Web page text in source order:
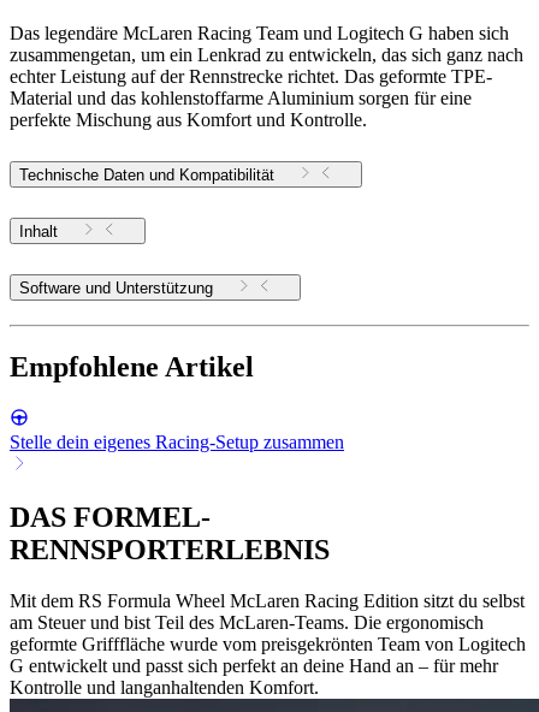
Das legendäre McLaren Racing Team und Logitech G haben sich
zusammengetan, um ein Lenkrad zu entwickeln, das sich ganz nach
echter Leistung auf der Rennstrecke richtet. Das geformte TPE-
Material und das kohlenstoffarme Aluminium sorgen für eine
perfekte Mischung aus Komfort und Kontrolle.
Technische Daten und Kompatibilität
Inhalt
Software und Unterstützung
Empfohlene Artikel
Stelle dein eigenes Racing-Setup zusammen
DAS FORMEL-
RENNSPORTERLEBNIS
Mit dem RS Formula Wheel McLaren Racing Edition sitzt du selbst
am Steuer und bist Teil des McLaren-Teams. Die ergonomisch
geformte Grifffläche wurde vom preisgekrönten Team von Logitech
G entwickelt und passt sich perfekt an deine Hand an – für mehr
Kontrolle und langanhaltenden Komfort.